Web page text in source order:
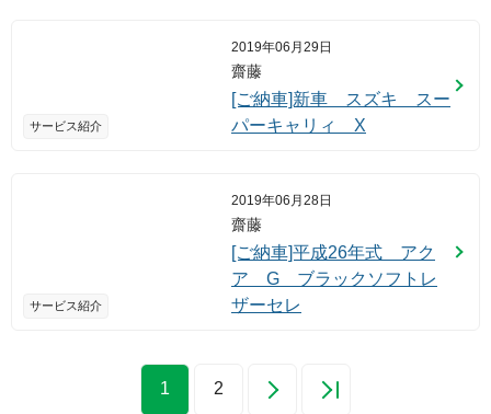
サービス紹介
2019年06月29日
齋藤
[ご納車]新車 スズキ スー
パーキャリィ X
サービス紹介
2019年06月28日
齋藤
[ご納車]平成26年式 アク
ア G ブラックソフトレ
ザーセレ
1 2